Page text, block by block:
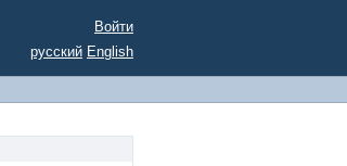
Войти
русский English